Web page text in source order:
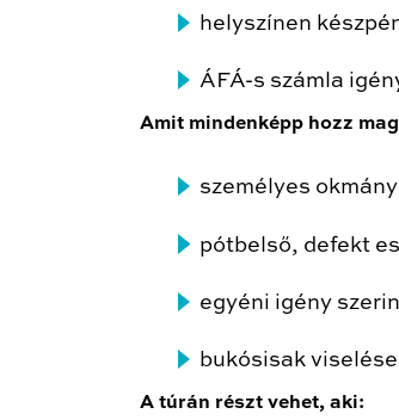
helyszínen
ÁFÁ-s számla
Amit mindenképp hozz
személyes
pótbelső, defekt
egyéni igény
bukósisak
A túrán részt vehet, aki: